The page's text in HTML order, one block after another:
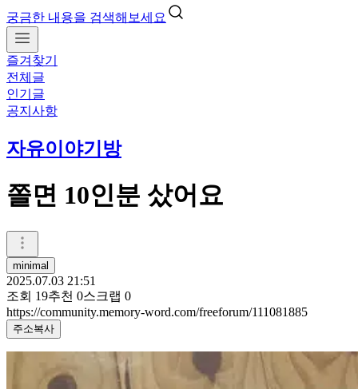
궁금한 내용을 검색해보세요
즐겨찾기
전체글
인기글
공지사항
자유이야기방
쫄면 10인분 샀어요
minimal
2025.07.03 21:51
조회 19추천 0스크랩 0
https://community.memory-word.com/freeforum/111081885
주소복사